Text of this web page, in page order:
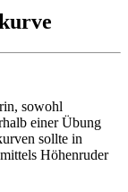
sowohl
einer Übung
sollte in
Höhenruder